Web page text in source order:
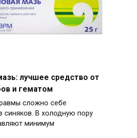
лучшее средство от
и гематом
сложно себе
синяков. В холодную пору
минимум